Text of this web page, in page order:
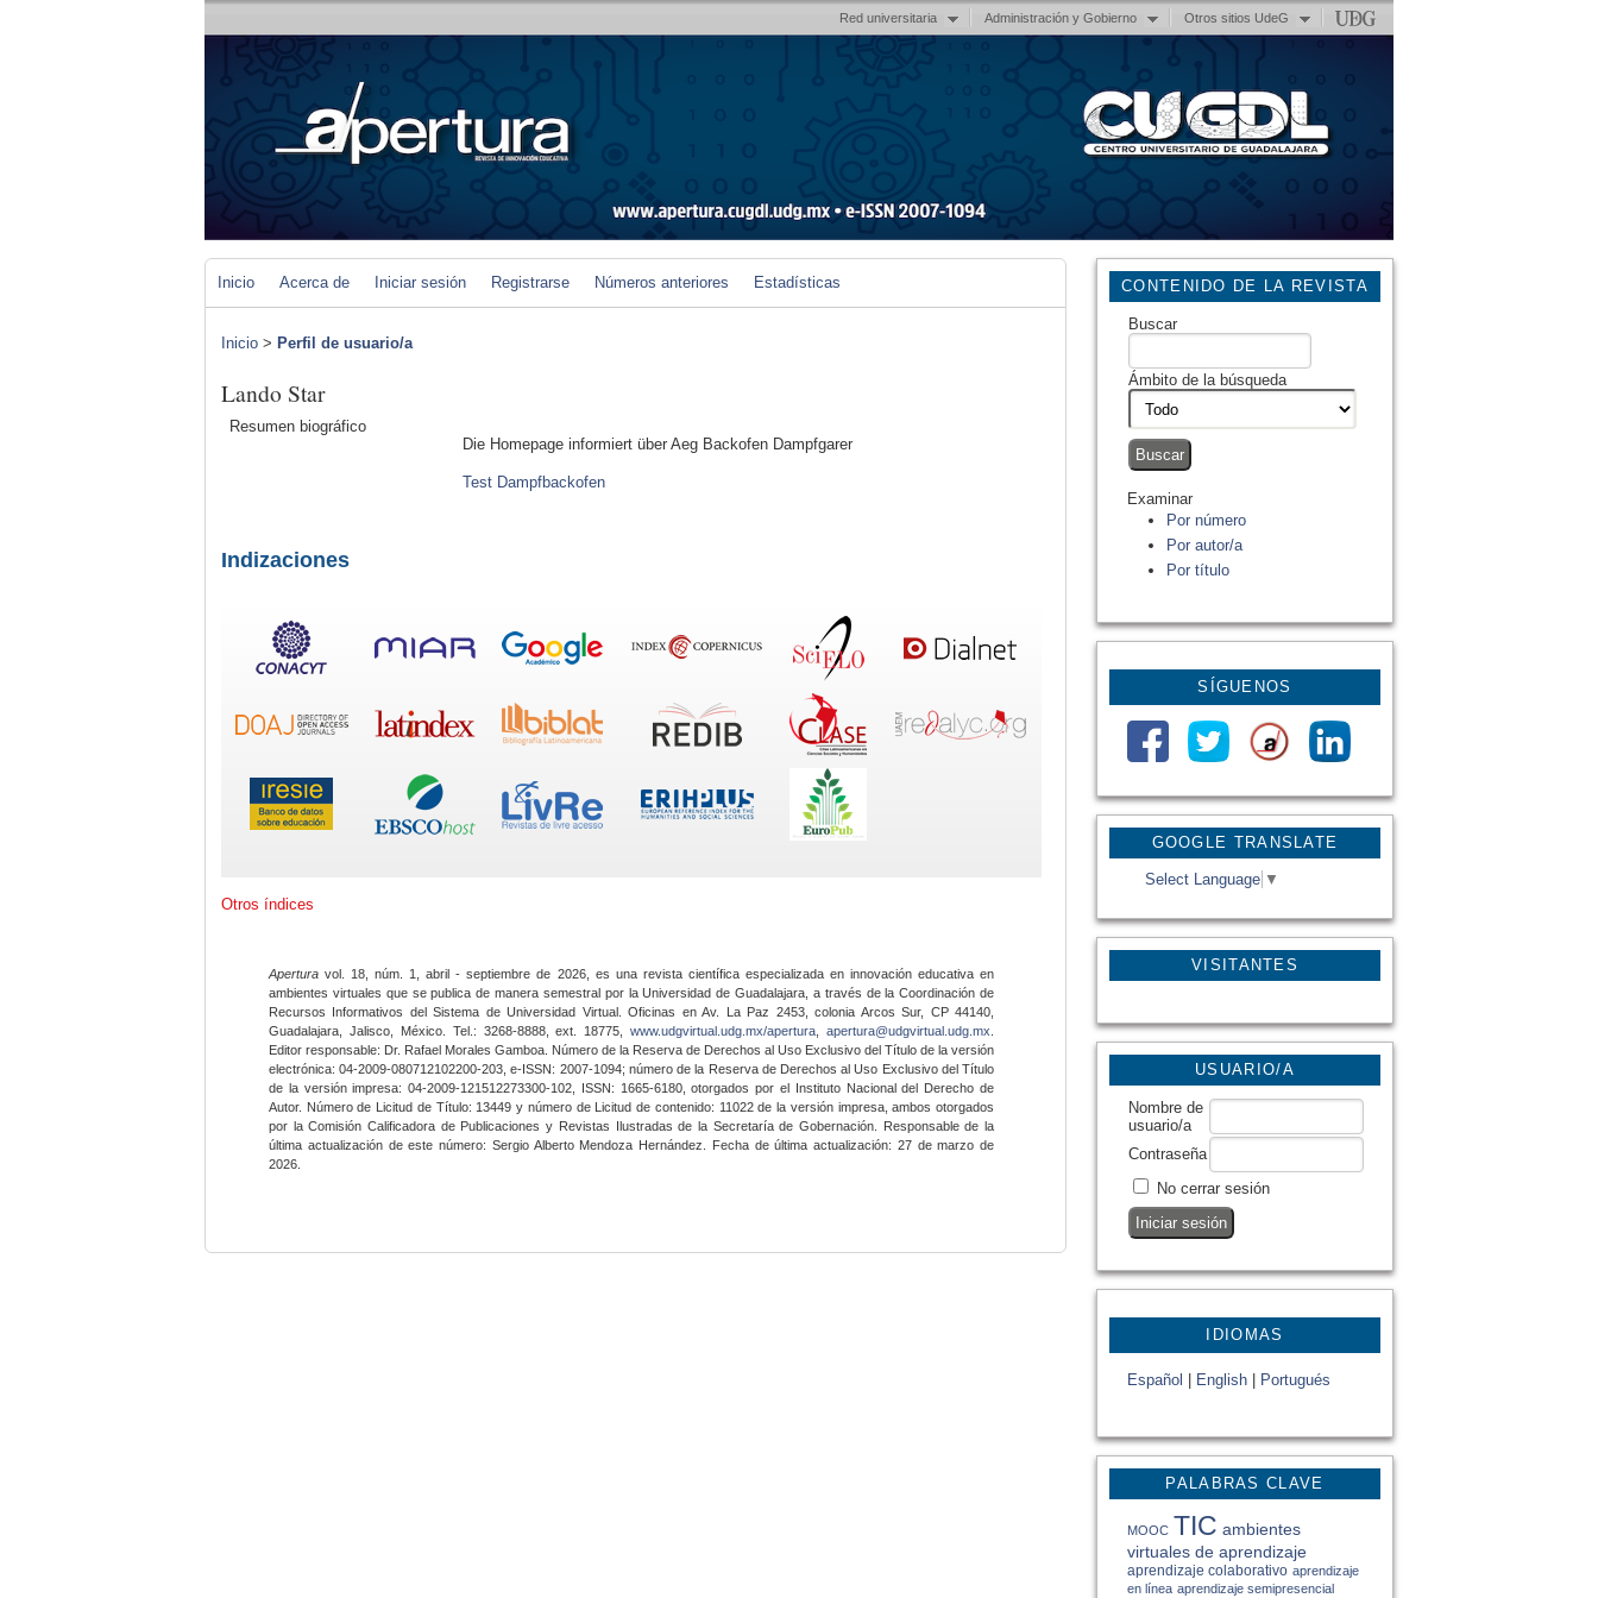
Red universitaria Administración y Gobierno Otros sitios UdeG
GOOGLE TRANSLATE
Select Language ▼
VISITANTES
CONTENIDO DE LA REVISTA
Buscar
Ámbito de la búsqueda
Examinar
Por número
Por autor/a
Por título
SÍGUENOS
USUARIO/A
Nombre de
usuario/a
Contraseña
No cerrar sesión
IDIOMAS
Español English Portugués
PALABRAS CLAVE
MOOC TIC ambientes
virtuales de aprendizaje
aprendizaje colaborativo aprendizaje
en línea aprendizaje semipresencial
Inicio Acerca de Iniciar sesión Registrarse Números anteriores Estadísticas
Inicio > Perfil de usuario/a
Lando Star
Resumen biográfico
Die Homepage informiert über Aeg Backofen Dampfgarer
Test Dampfbackofen
Indizaciones
Otros índices
Apertura vol. 18, núm. 1, abril - septiembre de 2026, es una revista científica especializada en innovación educativa en
ambientes virtuales que se publica de manera semestral por la Universidad de Guadalajara, a través de la Coordinación de
Recursos Informativos del Sistema de Universidad Virtual. Oficinas en Av. La Paz 2453, colonia Arcos Sur, CP 44140,
Guadalajara, Jalisco, México. Tel.: 3268-8888, ext. 18775,www.udgvirtual.udg.mx/apertura apertura@udgvirtual.udg.mx
Editor responsable: Dr. Rafael Morales Gamboa. Número de la Reserva de Derechos al Uso Exclusivo del Título de la versión
electrónica: 04-2009-080712102200-203, e-ISSN: 2007-1094; número de la Reserva de Derechos al Uso Exclusivo del Título
de la versión impresa: 04-2009-121512273300-102, ISSN: 1665-6180, otorgados por el Instituto Nacional del Derecho de
Autor. Número de Licitud de Título: 13449 y número de Licitud de contenido: 11022 de la versión impresa, ambos otorgados
por la Comisión Calificadora de Publicaciones y Revistas Ilustradas de la Secretaría de Gobernación. Responsable de la
última actualización de este número: Sergio Alberto Mendoza Hernández. Fecha de última actualización: 27 de marzo de
2026.